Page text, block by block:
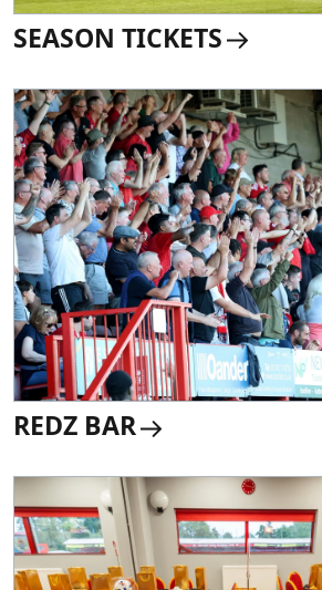
SEASON TICKETS
REDZ BAR